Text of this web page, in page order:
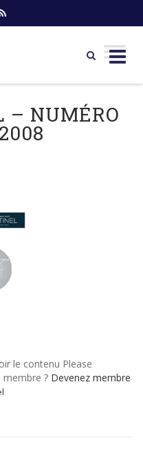
– NUMÉRO
le contenu Please
membre ? Devenez membre